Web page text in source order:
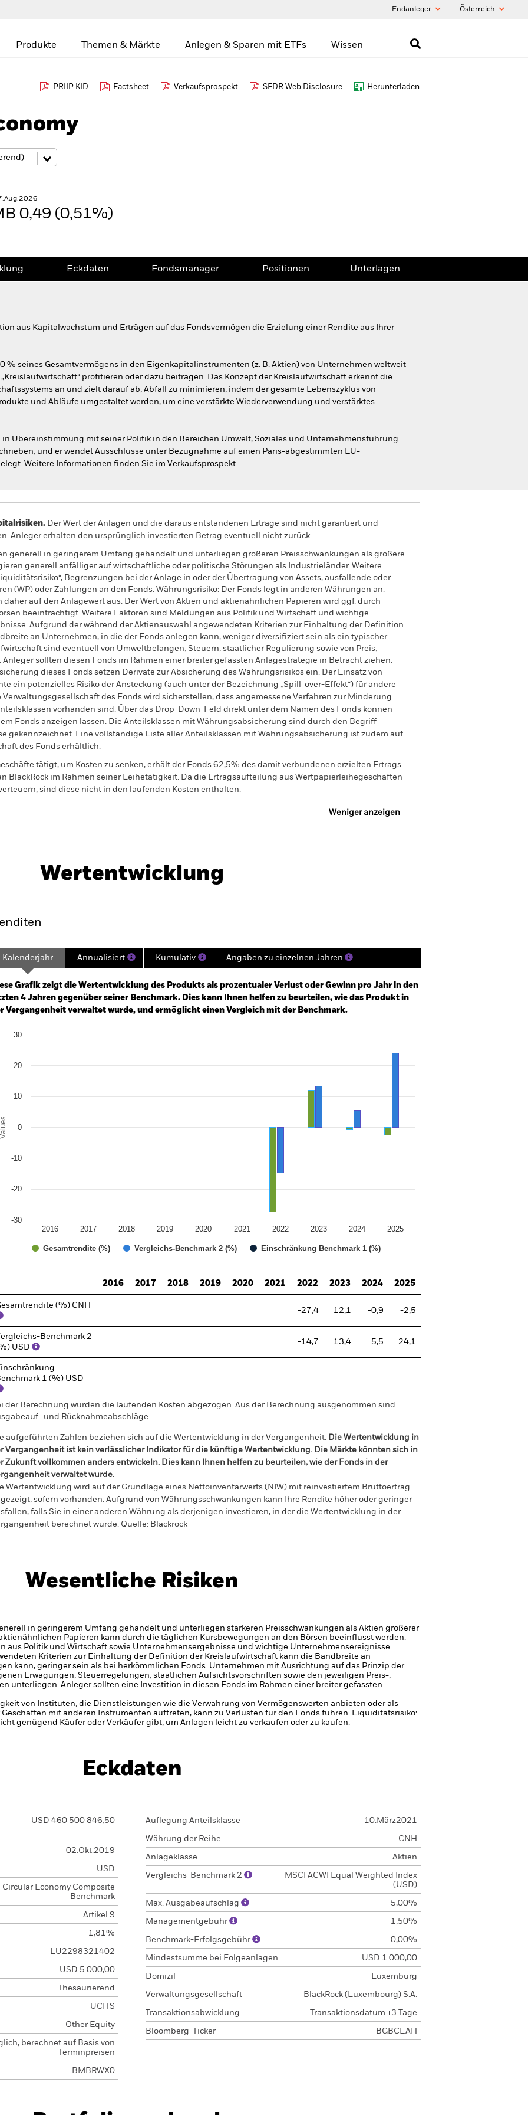
Endanleger Õsterreich
Produkte Themen & Märkte Anlegen & Sparen mit ETFs Wissen
PRIIP KID Factsheet Verkaufsprospekt SFDR Web Disclosure Herunterladen
0,49 (0,51%)
Eckdaten Fondsmanager Positionen Unterlagen
aus Kapitalwachstum und Erträgen auf das Fondsvermögen die Erzielung einer Rendite aus Ihrer
% seines Gesamtvermögens in den Eigenkapitalinstrumenten (z. B. Aktien) von Unternehmen weltweit
profitieren oder dazu beitragen. Das Konzept der Kreislaufwirtschaft erkennt die
an und zielt darauf ab, Abfall zu minimieren, indem der gesamte Lebenszyklus von
und Abläufe umgestaltet werden, um eine verstärkte Wiederverwendung und verstärktes
in Übereinstimmung mit seiner Politik in den Bereichen Umwelt, Soziales und Unternehmensführung
und er wendet Ausschlüsse unter Bezugnahme auf einen Paris-abgestimmten EU-
Weitere Informationen finden Sie im Verkaufsprospekt.
Der Wert der Anlagen und die daraus entstandenen Erträge sind nicht garantiert und
Anleger erhalten den ursprünglich investierten Betrag eventuell nicht zurück.
generell in geringerem Umfang gehandelt und unterliegen größeren Preisschwankungen als größere
generell anfälliger auf wirtschaftliche oder politische Störungen als Industrieländer. Weitere
Begrenzungen bei der Anlage in oder der Übertragung von Assets, ausfallende oder
(WP) oder Zahlungen an den Fonds. Währungsrisiko: Der Fonds legt in anderen Währungen an.
auf den Anlagewert aus. Der Wert von Aktien und aktienähnlichen Papieren wird ggf. durch
beeinträchtigt. Weitere Faktoren sind Meldungen aus Politik und Wirtschaft und wichtige
Aufgrund der während der Aktienauswahl angewendeten Kriterien zur Einhaltung der Definition
an Unternehmen, in die der Fonds anlegen kann, weniger diversifiziert sein als ein typischer
sind eventuell von Umweltbelangen, Steuern, staatlicher Regulierung sowie von Preis,
sollten diesen Fonds im Rahmen einer breiter gefassten Anlagestrategie in Betracht ziehen.
dieses Fonds setzen Derivate zur Absicherung des Währungsrisikos ein. Der Einsatz von
ein potenzielles Risiko der Ansteckung (auch unter der Bezeichnung „Spill-over-Effekt“) für andere
des Fonds wird sicherstellen, dass angemessene Verfahren zur Minderung
vorhanden sind. Über das Drop-Down-Feld direkt unter dem Namen des Fonds können
Fonds anzeigen lassen. Die Anteilsklassen mit Währungsabsicherung sind durch den Begriff
gekennzeichnet. Eine vollständige Liste aller Anteilsklassen mit Währungsabsicherung ist zudem auf
des Fonds erhältlich.
tätigt, um Kosten zu senken, erhält der Fonds 62,5% des damit verbundenen erzielten Ertrags
BlackRock im Rahmen seiner Leihetätigkeit. Da die Ertragsaufteilung aus Wertpapierleihegeschäften
sind diese nicht in den laufenden Kosten enthalten.
Weniger anzeigen
Eckdaten Fondsmanager
Wertentwicklung
2021-02-28 00:00:00 to 2026-07-31 00:00:00.
-30 to 60.
Kalenderjahr Annualisiert Kumulativ Angaben zu einzelnen Jahren
Grafik zeigt die Wertentwicklung des Produkts als prozentualer Verlust oder Gewinn pro Jahr in den
4 Jahren gegenüber seiner Benchmark. Dies kann Ihnen helfen zu beurteilen, wie das Produkt in
Vergangenheit verwaltet wurde, und ermöglicht einen Vergleich mit der Benchmark.
chart with 3 data series.
Values
Gesamtrendite (%) Vergleichs-Benchmark 2 (%) Einschränkung Benchmark 1 (%)
2016 2017 2018 2019 2020 2021 2022 2023 2024 2025
-30
-20
-10
0
10
20
30
2016
2017 2018 2019 2020 2021 2022 2023 2024 2025
(%) CNH
-27,4 12,1 -0,9 -2,5
Benchmark 2
USD
-14,7 13,4 5,5 24,1
1 (%) USD
der Berechnung wurden die laufenden Kosten abgezogen. Aus der Berechnung ausgenommen sind
und Rücknahmeabschläge.
aufgeführten Zahlen beziehen sich auf die Wertentwicklung in der Vergangenheit. Die Wertentwicklung in
Vergangenheit ist kein verlässlicher Indikator für die künftige Wertentwicklung. Die Märkte könnten sich in
Zukunft vollkommen anders entwickeln. Dies kann Ihnen helfen zu beurteilen, wie der Fonds in der
verwaltet wurde.
Wertentwicklung wird auf der Grundlage eines Nettoinventarwerts (NIW) mit reinvestiertem Bruttoertrag
sofern vorhanden. Aufgrund von Währungsschwankungen kann Ihre Rendite höher oder geringer
falls Sie in einer anderen Währung als derjenigen investieren, in der die Wertentwicklung in der
berechnet wurde. Quelle: Blackrock
Wesentliche Risiken
in geringerem Umfang gehandelt und unterliegen stärkeren Preisschwankungen als Aktien größerer
Papieren kann durch die täglichen Kursbewegungen an den Börsen beeinflusst werden.
aus Politik und Wirtschaft sowie Unternehmensergebnisse und wichtige Unternehmensereignisse.
Kriterien zur Einhaltung der Definition der Kreislaufwirtschaft kann die Bandbreite an
kann, geringer sein als bei herkömmlichen Fonds. Unternehmen mit Ausrichtung auf das Prinzip der
Erwägungen, Steuerregelungen, staatlichen Aufsichtsvorschriften sowie den jeweiligen Preis-,
unterliegen. Anleger sollten eine Investition in diesen Fonds im Rahmen einer breiter gefassten
von Instituten, die Dienstleistungen wie die Verwahrung von Vermögenswerten anbieten oder als
mit anderen Instrumenten auftreten, kann zu Verlusten für den Fonds führen. Liquiditätsrisiko:
genügend Käufer oder Verkäufer gibt, um Anlagen leicht zu verkaufen oder zu kaufen.
Eckdaten
USD 460 500 846,50
02.Okt.2019
USD
Circular Economy Composite
Benchmark
Artikel 9
1,81%
LU2298321402
USD 5 000,00
Thesaurierend
UCITS
Other Equity
berechnet auf Basis von
Terminpreisen
BMBRWX0
Auflegung Anteilsklasse 10.März2021
Währung der Reihe CNH
Anlageklasse Aktien
Vergleichs-Benchmark 2
MSCI ACWI Equal Weighted Index
(USD)
Max. Ausgabeaufschlag 5,00%
Managementgebühr 1,50%
Benchmark-Erfolgsgebühr 0,00%
Mindestsumme bei Folgeanlagen USD 1 000,00
Domizil Luxemburg
Verwaltungsgesellschaft BlackRock (Luxembourg) S.A.
Transaktionsabwicklung Transaktionsdatum +3 Tage
Bloomberg-Ticker BGBCEAH